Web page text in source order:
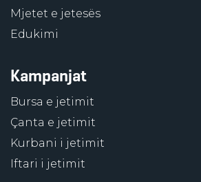
Mjetet e jetesës
Edukimi
Kampanjat
Bursa e jetimit
Çanta e jetimit
Kurbani i jetimit
Iftari i jetimit